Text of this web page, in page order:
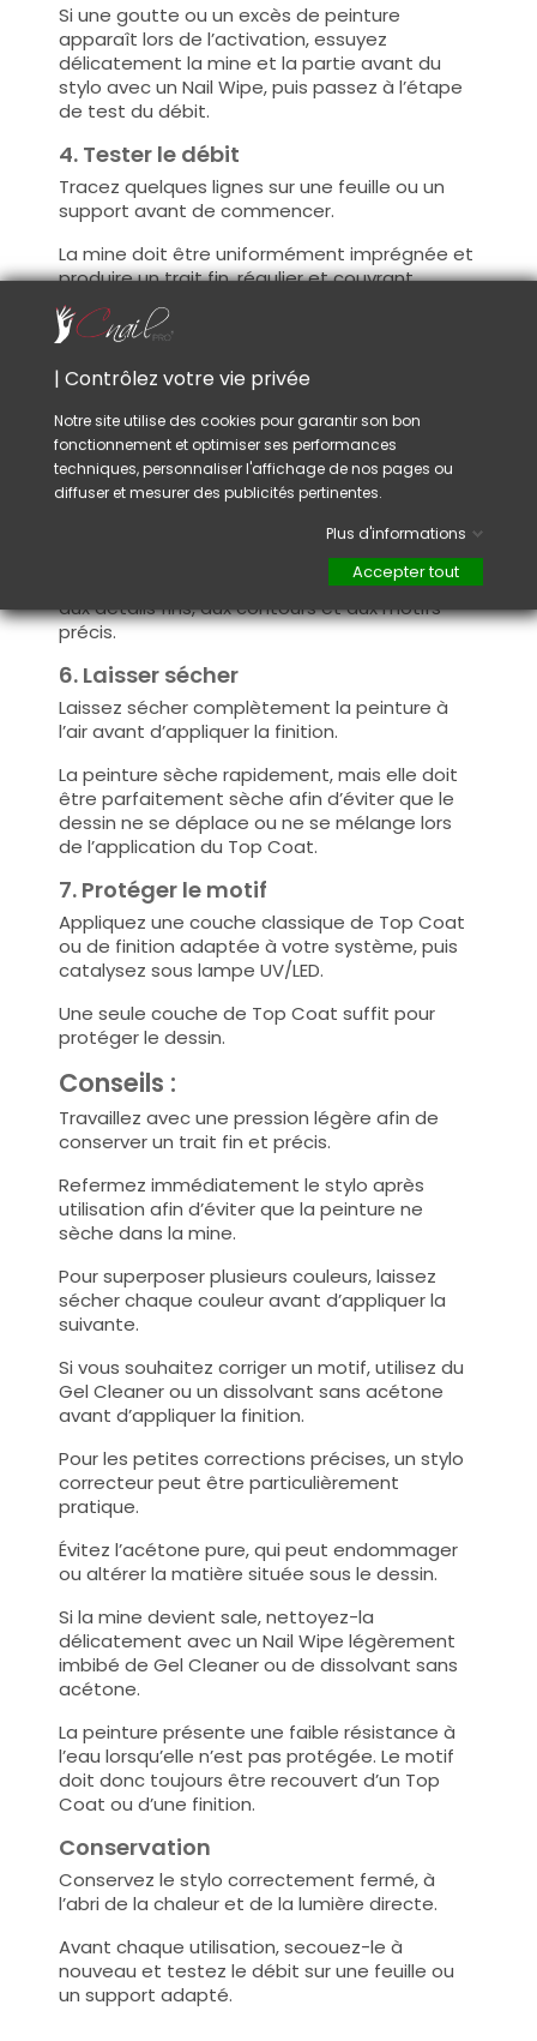
Si une goutte ou un excès de peinture
apparaît lors de l’activation, essuyez
délicatement la mine et la partie avant du
stylo avec un Nail Wipe, puis passez à l’étape
de test du débit.
4. Tester le débit
Tracez quelques lignes sur une feuille ou un
support avant de commencer.
La mine doit être uniformément imprégnée et
produire un trait fin, régulier et couvrant.
Une fois le stylo correctement amorcé,
plus nécessaire d’appuyer sur la pointe
pour dessiner. Si le débit devient insuffisant
après une période de stockage, réactivez-le
simplement avec une ou deux pressions
légères sur un support d’essai.
5. Réaliser le dessin
La mine de 0,5 mm convient particulièrement
aux détails fins, aux contours et aux motifs
précis.
6. Laisser sécher
Laissez sécher complètement la peinture à
l’air avant d’appliquer la finition.
La peinture sèche rapidement, mais elle doit
être parfaitement sèche afin d’éviter que le
dessin ne se déplace ou ne se mélange lors
de l’application du Top Coat.
7. Protéger le motif
Appliquez une couche classique de Top Coat
ou de finition adaptée à votre système, puis
catalysez sous lampe UV/LED.
Une seule couche de Top Coat suffit pour
protéger le dessin.
Conseils :
Travaillez avec une pression légère afin de
conserver un trait fin et précis.
Refermez immédiatement le stylo après
utilisation afin d’éviter que la peinture ne
sèche dans la mine.
Pour superposer plusieurs couleurs, laissez
sécher chaque couleur avant d’appliquer la
suivante.
Si vous souhaitez corriger un motif, utilisez du
Gel Cleaner ou un dissolvant sans acétone
avant d’appliquer la finition.
Pour les petites corrections précises, un stylo
correcteur peut être particulièrement
pratique.
Évitez l’acétone pure, qui peut endommager
ou altérer la matière située sous le dessin.
Si la mine devient sale, nettoyez-la
délicatement avec un Nail Wipe légèrement
imbibé de Gel Cleaner ou de dissolvant sans
acétone.
La peinture présente une faible résistance à
l’eau lorsqu’elle n’est pas protégée. Le motif
doit donc toujours être recouvert d’un Top
Coat ou d’une finition.
Conservation
Conservez le stylo correctement fermé, à
l’abri de la chaleur et de la lumière directe.
Avant chaque utilisation, secouez-le à
nouveau et testez le débit sur une feuille ou
un support adapté.
| Contrôlez votre vie privée
Notre site utilise des cookies pour garantir son bon
fonctionnement et optimiser ses performances
techniques, personnaliser l'affichage de nos pages ou
diffuser et mesurer des publicités pertinentes.
Plus d'informations
Accepter tout